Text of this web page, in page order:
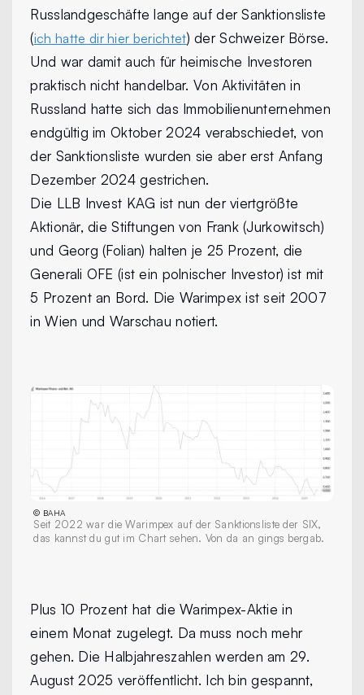
Russlandgeschäfte lange auf der Sanktionsliste
(ich hatte dir hier berichtet) der Schweizer Börse.
Und war damit auch für heimische Investoren
praktisch nicht handelbar. Von Aktivitäten in
Russland hatte sich das Immobilienunternehmen
endgültig im Oktober 2024 verabschiedet, von
der Sanktionsliste wurden sie aber erst Anfang
Dezember 2024 gestrichen.
Die LLB Invest KAG ist nun der viertgrößte
Aktionär, die Stiftungen von Frank (Jurkowitsch)
und Georg (Folian) halten je 25 Prozent, die
Generali OFE (ist ein polnischer Investor) ist mit
5 Prozent an Bord. Die Warimpex ist seit 2007
in Wien und Warschau notiert.
© BAHA
Seit 2022 war die Warimpex auf der Sanktionsliste der SIX,
das kannst du gut im Chart sehen. Von da an gings bergab.
Plus 10 Prozent hat die Warimpex-Aktie in
einem Monat zugelegt. Da muss noch mehr
gehen. Die Halbjahreszahlen werden am 29.
August 2025 veröffentlicht. Ich bin gespannt,